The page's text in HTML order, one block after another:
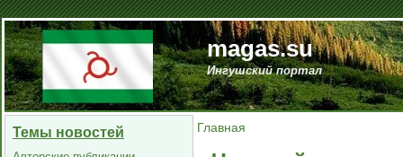
magas.su
Ингушский портал
Темы новостей Главная